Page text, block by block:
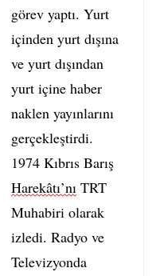
görev yaptı. Yurt
içinden yurt dışına
ve yurt dışından
yurt içine haber
naklen yayınlarını
gerçekleştirdi.
1974 Kıbrıs Barış
Harekâtı’nı TRT
Muhabiri olarak
izledi. Radyo ve
Televizyonda